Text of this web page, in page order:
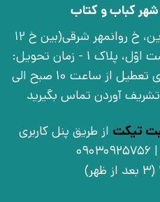
کباب و کتاب
تهران، خ انقلاب، خ 12 فروردین، خ روانمهر شرقی(بین خ 12
فروردین و خ فخر رازی)، بن‌بست اوّل، پلاک 1 - زمان تحویل:
شنبه تا چهارشنبه به جز روزهای تعطیل از ساعت 10 صبح الی
تیکت از طریق پنل کاربری